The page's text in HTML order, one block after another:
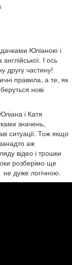
Юліаною і
І ось
другу частину!
правила, а те, як
нові
Юліана і Катя
значень,
ситуації. Тож якщо
аж
відео і трошки
розберімо ще
не дуже логічною.